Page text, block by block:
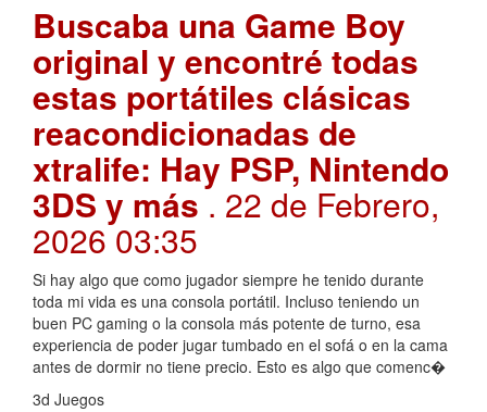
Buscaba una Game Boy
original y encontré todas
estas portátiles clásicas
reacondicionadas de
xtralife: Hay PSP, Nintendo
3DS y más. 22 de Febrero,
2026 03:35
Si hay algo que como jugador siempre he tenido durante
toda mi vida es una consola portátil. Incluso teniendo un
buen PC gaming o la consola más potente de turno, esa
experiencia de poder jugar tumbado en el sofá o en la cama
antes de dormir no tiene precio. Esto es algo que comenc�
3d Juegos